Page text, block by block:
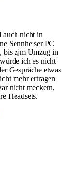
auch nicht in
Sennheiser PC
bis zjm Umzug in
ich es nicht
Gespräche etwas
mehr ertragen
nicht meckern,
Headsets.